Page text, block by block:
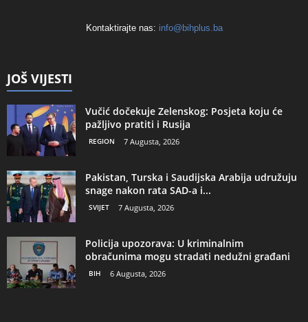
Kontaktirajte nas: info@bihplus.ba
JOŠ VIJESTI
Vučić dočekuje Zelenskog: Posjeta koju će
pažljivo pratiti i Rusija
REGION 7 Augusta, 2026
Pakistan, Turska i Saudijska Arabija udružuju
snage nakon rata SAD-a i...
SVIJET 7 Augusta, 2026
Policija upozorava: U kriminalnim
obračunima mogu stradati nedužni građani
BIH 6 Augusta, 2026